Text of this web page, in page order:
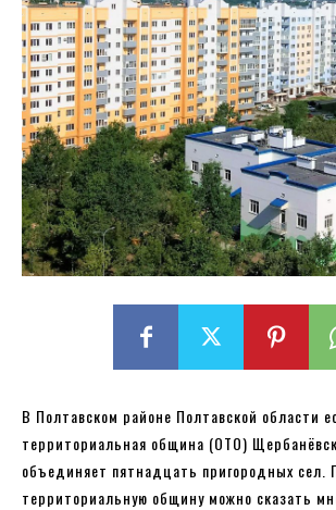
В Полтавском районе Полтавской области
территориальная община (ОТО)
объединяет пятнадцать пригородных сел.
территориальную общину можно сказать